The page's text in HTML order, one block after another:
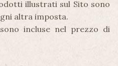
illustrati sul Sito sono
altra imposta.
incluse nel prezzo di